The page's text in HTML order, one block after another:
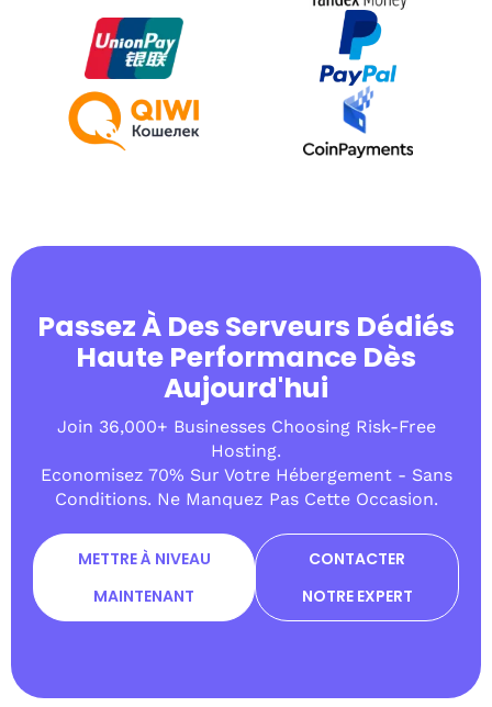
Passez À Des Serveurs Dédiés
Haute Performance Dès
Aujourd'hui
Join 36,000+ Businesses Choosing Risk-Free
Hosting.
Economisez 70% Sur Votre Hébergement - Sans
Conditions. Ne Manquez Pas Cette Occasion.
METTRE À NIVEAU
MAINTENANT
CONTACTER
NOTRE EXPERT